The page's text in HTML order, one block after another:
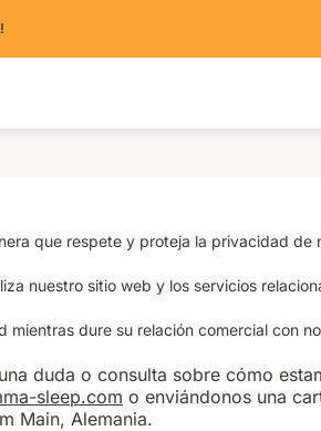
que respete y proteja la privacidad
nuestro sitio web y los servicios
dure su relación comercial con
duda o consulta sobre cómo
sleep.com o enviándonos una
Main, Alemania.